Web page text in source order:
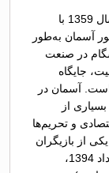
هواپیمایی آسمان (iran aseman airlines) در سال 1359 با
آسمان به‌طور
در صنعت
جایگاه
آسمان در
از
و تحریم‌ها
از بازیگران
اصلی صنعت هوانوردی ایران باقی بماند. در مرداد 1394،